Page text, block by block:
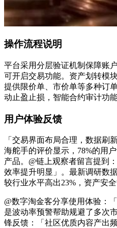
操作流程说明
平台采用分层验证机制保障账
可开启交易功能。资产划转模
提供限价单、市价单等多种订
动止盈止损，智能合约审计功
用户体验反馈
「交易界面布局合理，数据刷
海舵手的评价显示，78%的用
产品。@链上观察者留言提到
效率提升明显」。最新调研数
较行业水平高出23%，资产安全
@数字淘金客分享使用体验：
是波动率预警帮助规避了多次
锋反馈：「社区优质内容产出